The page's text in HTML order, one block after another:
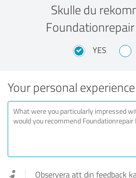
Skulle du
YES
Your personal experience
Observera att din feedback